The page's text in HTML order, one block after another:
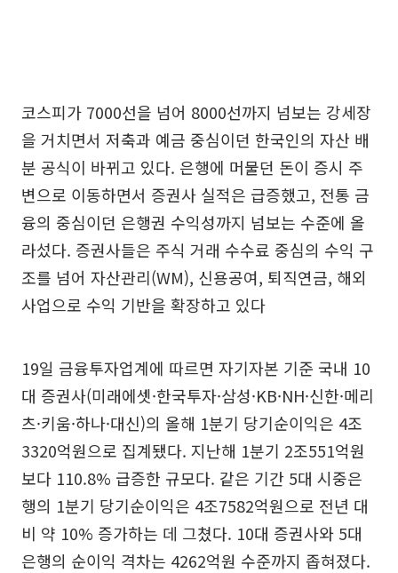
코스피가 7000선을 넘어 8000선까지 넘보는 강세장
을 거치면서 저축과 예금 중심이던 한국인의 자산 배
분 공식이 바뀌고 있다. 은행에 머물던 돈이 증시 주
변으로 이동하면서 증권사 실적은 급증했고, 전통 금
융의 중심이던 은행권 수익성까지 넘보는 수준에 올
라섰다. 증권사들은 주식 거래 수수료 중심의 수익 구
조를 넘어 자산관리(WM), 신용공여, 퇴직연금, 해외
사업으로 수익 기반을 확장하고 있다
19일 금융투자업계에 따르면 자기자본 기준 국내 10
대 증권사(미래에셋·한국투자·삼성·KB·NH·신한·메리
츠·키움·하나·대신)의 올해 1분기 당기순이익은 4조
3320억원으로 집계됐다. 지난해 1분기 2조551억원
보다 110.8% 급증한 규모다. 같은 기간 5대 시중은
행의 1분기 당기순이익은 4조7582억원으로 전년 대
비 약 10% 증가하는 데 그쳤다. 10대 증권사와 5대
은행의 순이익 격차는 4262억원 수준까지 좁혀졌다.